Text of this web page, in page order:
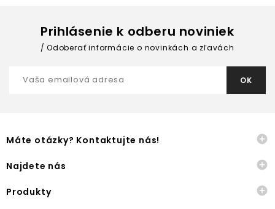
Prihlásenie k odberu noviniek
Odoberať informácie o novinkách a zľavách
Máte otázky? Kontaktujte nás! 
Najdete nás 
Produkty 